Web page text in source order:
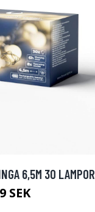
6,5M 30 LAMPOR
SEK